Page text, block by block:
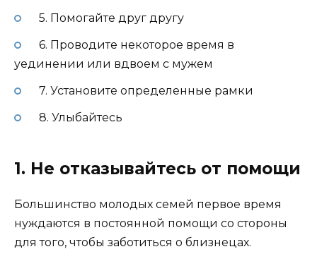
5. Помогайте друг другу
6. Проводите некоторое время в
уединении или вдвоем с мужем
7. Установите определенные рамки
8. Улыбайтесь
1. Не отказывайтесь от помощи
Большинство молодых семей первое время
нуждаются в постоянной помощи со стороны
для того, чтобы заботиться о близнецах.